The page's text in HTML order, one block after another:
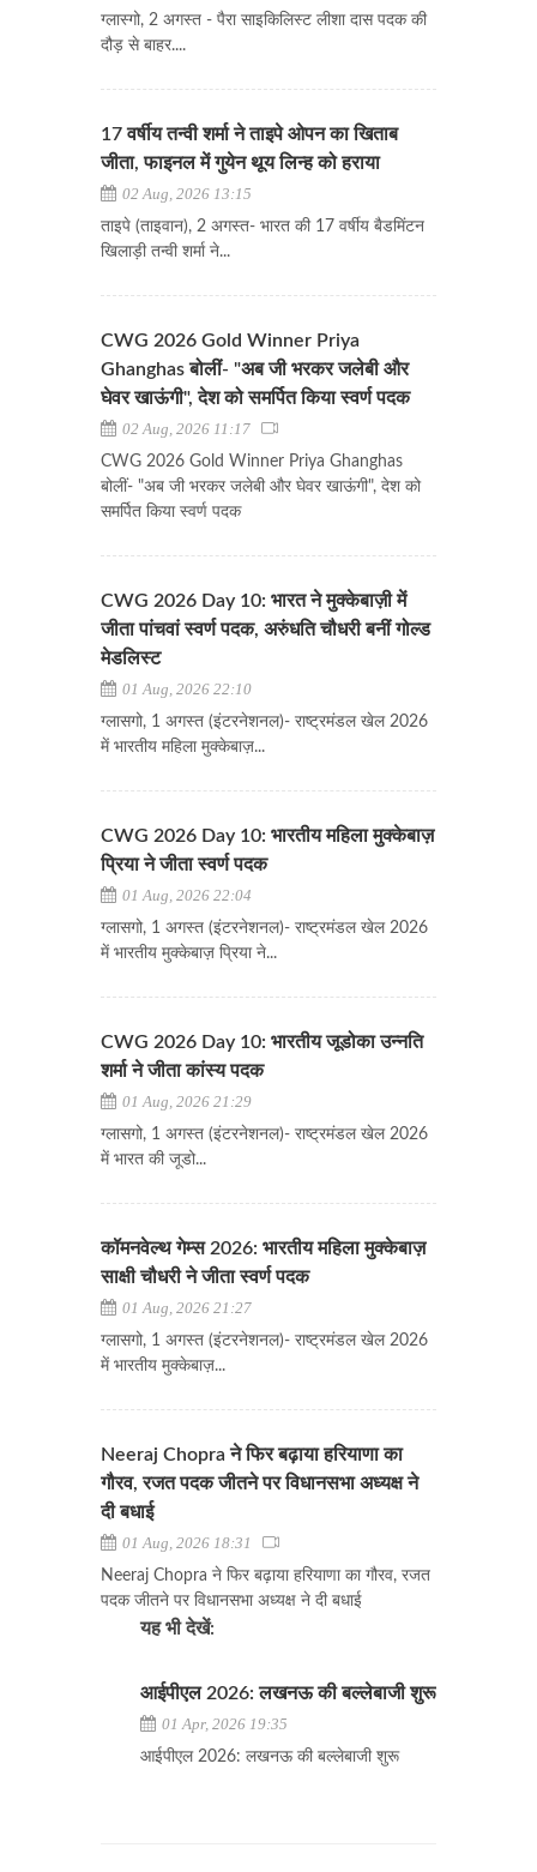
ग्लास्गो, 2 अगस्त - पैरा साइकिलिस्ट लीशा दास पदक की
दौड़ से बाहर....
17 वर्षीय तन्वी शर्मा ने ताइपे ओपन का खिताब
जीता, फाइनल में गुयेन थूय लिन्ह को हराया
02 Aug, 2026 13:15
ताइपे (ताइवान), 2 अगस्त- भारत की 17 वर्षीय बैडमिंटन
खिलाड़ी तन्वी शर्मा ने...
CWG 2026 Gold Winner Priya
Ghanghas बोलीं- "अब जी भरकर जलेबी और
घेवर खाऊंगी", देश को समर्पित किया स्वर्ण पदक
02 Aug, 2026 11:17
CWG 2026 Gold Winner Priya Ghanghas
बोलीं- "अब जी भरकर जलेबी और घेवर खाऊंगी", देश को
समर्पित किया स्वर्ण पदक
CWG 2026 Day 10: भारत ने मुक्केबाज़ी में
जीता पांचवां स्वर्ण पदक, अरुंधति चौधरी बनीं गोल्ड
मेडलिस्ट
01 Aug, 2026 22:10
ग्लासगो, 1 अगस्त (इंटरनेशनल)- राष्ट्रमंडल खेल 2026
में भारतीय महिला मुक्केबाज़...
CWG 2026 Day 10: भारतीय महिला मुक्केबाज़
प्रिया ने जीता स्वर्ण पदक
01 Aug, 2026 22:04
ग्लासगो, 1 अगस्त (इंटरनेशनल)- राष्ट्रमंडल खेल 2026
में भारतीय मुक्केबाज़ प्रिया ने...
CWG 2026 Day 10: भारतीय जूडोका उन्नति
शर्मा ने जीता कांस्य पदक
01 Aug, 2026 21:29
ग्लासगो, 1 अगस्त (इंटरनेशनल)- राष्ट्रमंडल खेल 2026
में भारत की जूडो...
कॉमनवेल्थ गेम्स 2026: भारतीय महिला मुक्केबाज़
साक्षी चौधरी ने जीता स्वर्ण पदक
01 Aug, 2026 21:27
ग्लासगो, 1 अगस्त (इंटरनेशनल)- राष्ट्रमंडल खेल 2026
में भारतीय मुक्केबाज़...
Neeraj Chopra ने फिर बढ़ाया हरियाणा का
गौरव, रजत पदक जीतने पर विधानसभा अध्यक्ष ने
दी बधाई
01 Aug, 2026 18:31
Neeraj Chopra ने फिर बढ़ाया हरियाणा का गौरव, रजत
पदक जीतने पर विधानसभा अध्यक्ष ने दी बधाई
यह भी देखें:
आईपीएल 2026: लखनऊ की बल्लेबाजी शुरू
01 Apr, 2026 19:35
आईपीएल 2026: लखनऊ की बल्लेबाजी शुरू